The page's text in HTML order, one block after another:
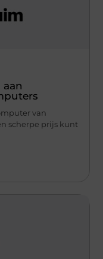
van
scherpe prijs kunt